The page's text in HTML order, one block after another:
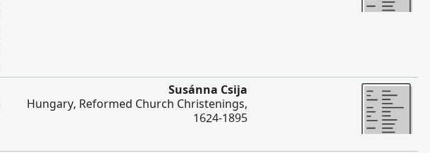
المزيد Susánna Csija
Hungary, Reformed Church Christenings,
1624-1895